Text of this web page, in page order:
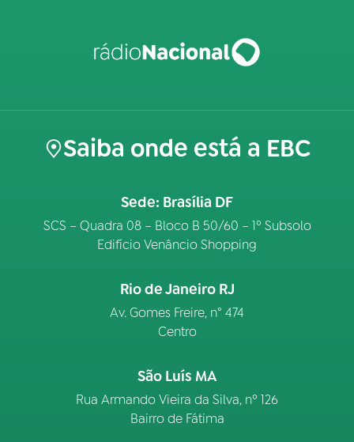
Saiba onde está a EBC
Sede: Brasília DF
SCS – Quadra 08 – Bloco B 50/60 – 1º Subsolo
Edifício Venâncio Shopping
Rio de Janeiro RJ
Av. Gomes Freire, n° 474
Centro
São Luís MA
Rua Armando Vieira da Silva, nº 126
Bairro de Fátima